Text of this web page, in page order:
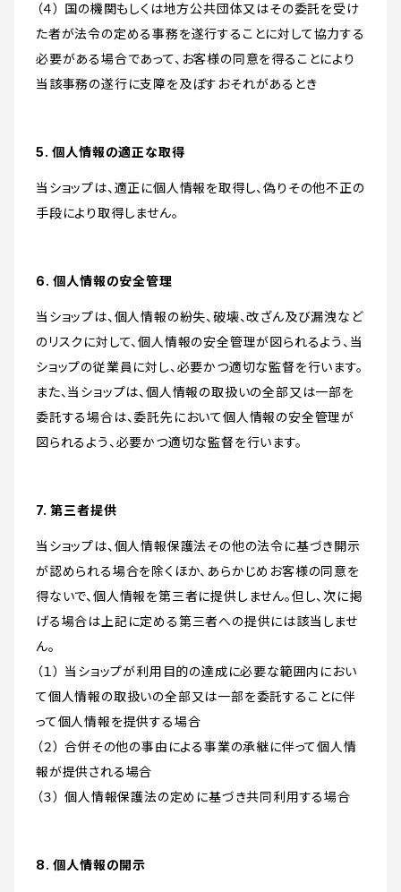
（４） 国の機関もしくは地方公共団体又はその委託を受け
た者が法令の定める事務を遂行することに対して協力する
必要がある場合であって、お客様の同意を得ることにより
当該事務の遂行に支障を及ぼすおそれがあるとき
5. 個人情報の適正な取得
当ショップは、適正に個人情報を取得し、偽りその他不正の
手段により取得しません。
6. 個人情報の安全管理
当ショップは、個人情報の紛失、破壊、改ざん及び漏洩など
のリスクに対して、個人情報の安全管理が図られるよう、当
ショップの従業員に対し、必要かつ適切な監督を行います。
また、当ショップは、個人情報の取扱いの全部又は一部を
委託する場合は、委託先において個人情報の安全管理が
図られるよう、必要かつ適切な監督を行います。
7. 第三者提供
当ショップは、個人情報保護法その他の法令に基づき開示
が認められる場合を除くほか、あらかじめお客様の同意を
得ないで、個人情報を第三者に提供しません。但し、次に掲
げる場合は上記に定める第三者への提供には該当しませ
ん。
（１） 当ショップが利用目的の達成に必要な範囲内におい
て個人情報の取扱いの全部又は一部を委託することに伴
って個人情報を提供する場合
（２） 合併その他の事由による事業の承継に伴って個人情
報が提供される場合
（３） 個人情報保護法の定めに基づき共同利用する場合
8. 個人情報の開示